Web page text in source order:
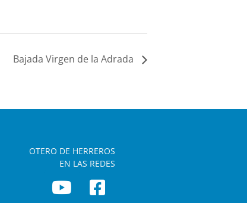
Bajada Virgen de la Adrada
OTERO DE HERREROS
EN LAS REDES